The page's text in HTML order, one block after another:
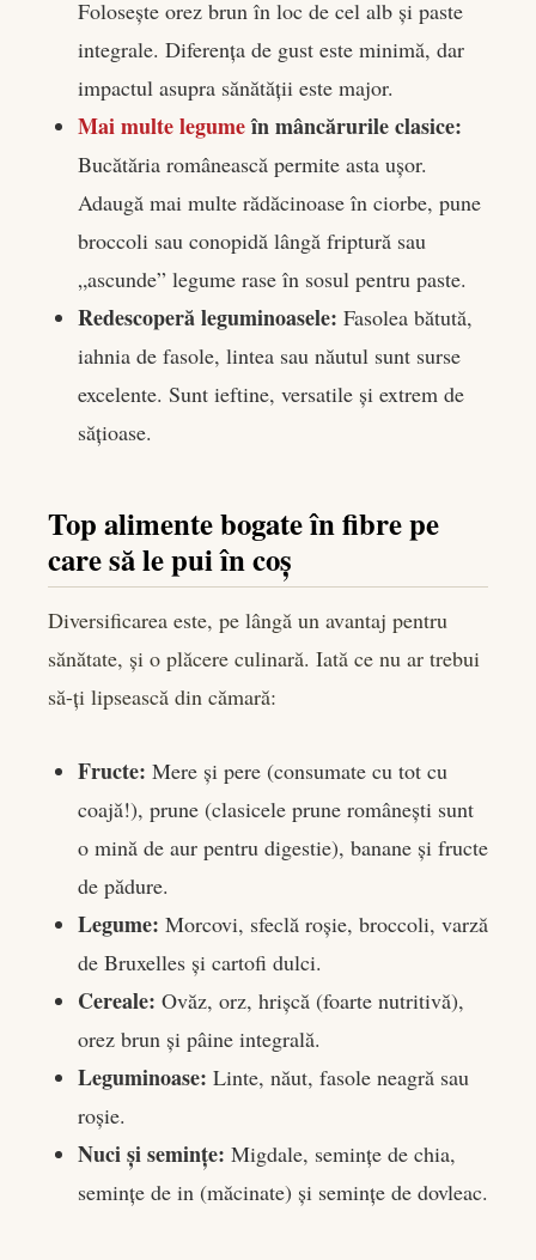
Folosește orez brun în loc de cel alb și paste
integrale. Diferența de gust este minimă, dar
impactul asupra sănătății este major.
Mai multe legumeîn mâncărurile clasice:
Bucătăria românească permite asta ușor.
Adaugă mai multe rădăcinoase în ciorbe, pune
broccoli sau conopidă lângă friptură sau
„ascunde” legume rase în sosul pentru paste.
Redescoperă leguminoasele: Fasolea bătută,
iahnia de fasole, lintea sau năutul sunt surse
excelente. Sunt ieftine, versatile și extrem de
sățioase.
Top alimente bogate în fibre pe
care să le pui în coș
Diversificarea este, pe lângă un avantaj pentru
sănătate, și o plăcere culinară. Iată ce nu ar trebui
să-ți lipsească din cămară:
Fructe: Mere și pere (consumate cu tot cu
coajă!), prune (clasicele prune românești sunt
o mină de aur pentru digestie), banane și fructe
de pădure.
Legume: Morcovi, sfeclă roșie, broccoli, varză
de Bruxelles și cartofi dulci.
Cereale: Ovăz, orz, hrișcă (foarte nutritivă),
orez brun și pâine integrală.
Leguminoase: Linte, năut, fasole neagră sau
roșie.
Nuci și semințe: Migdale, semințe de chia,
semințe de in (măcinate) și semințe de dovleac.